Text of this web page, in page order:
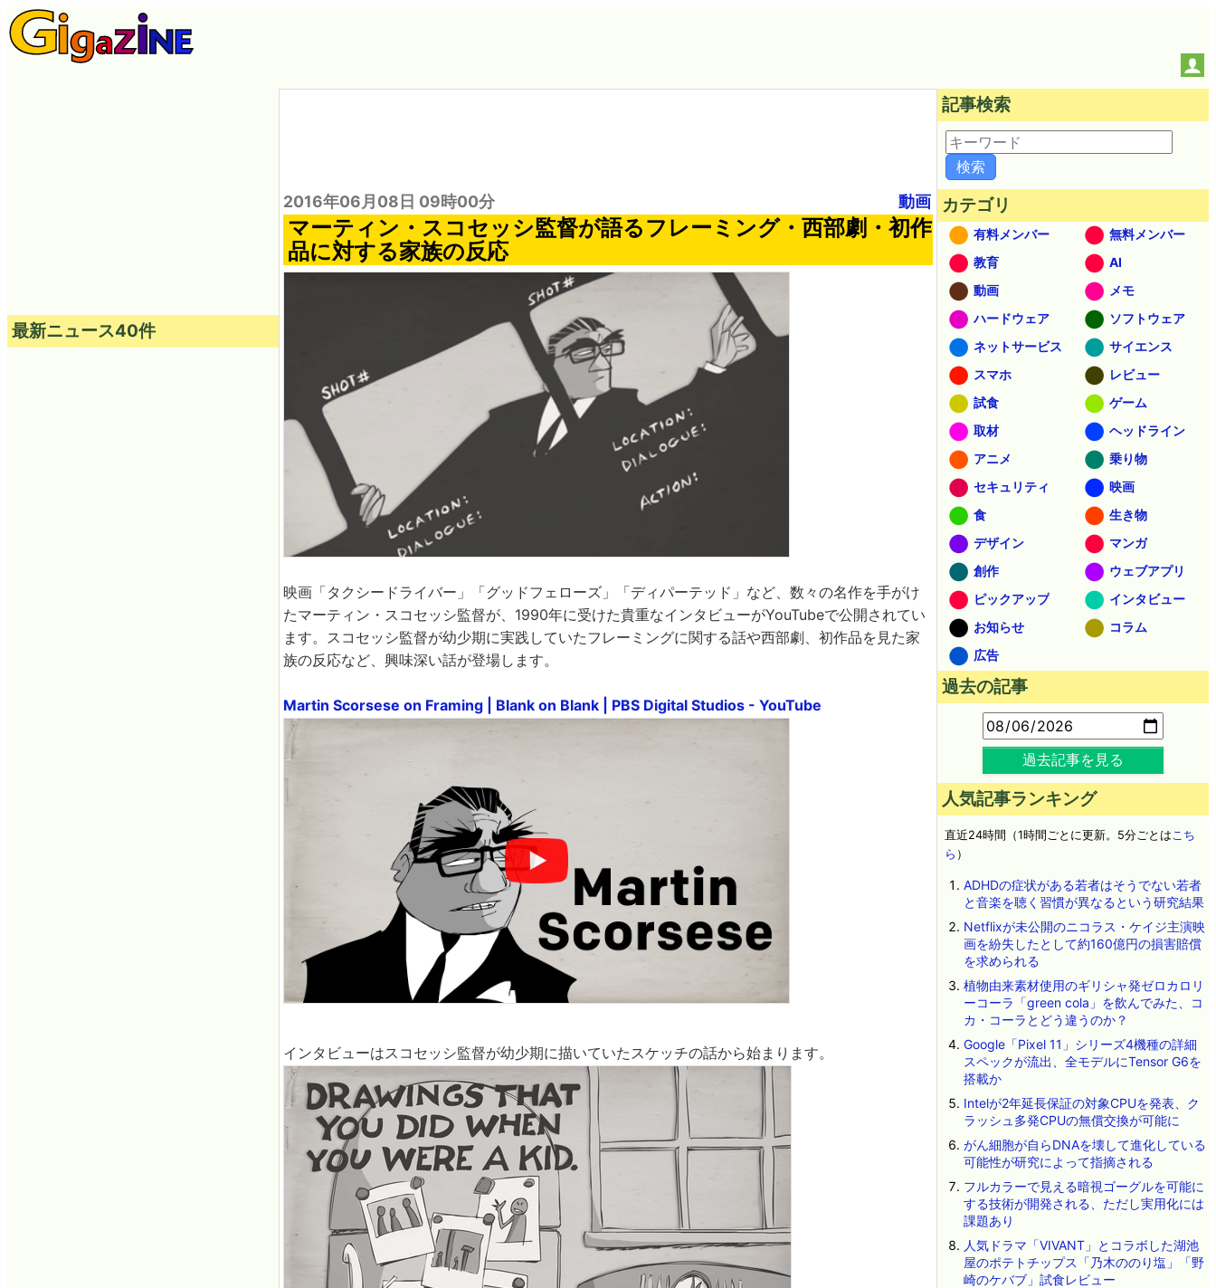
2016年06月08日 09時00分 動画
マーティン・スコセッシ監督が語るフレーミング・西部劇・初作
品に対する家族の反応
映画「タクシードライバー」「グッドフェローズ」「ディパーテッド」など、数々の名作を手がけ
たマーティン・スコセッシ監督が、1990年に受けた貴重なインタビューがYouTubeで公開されてい
ます。スコセッシ監督が幼少期に実践していたフレーミングに関する話や西部劇、初作品を見た家
族の反応など、興味深い話が登場します。
Martin Scorsese on Framing | Blank on Blank | PBS Digital Studios - YouTube
インタビューはスコセッシ監督が幼少期に描いていたスケッチの話から始まります。
最新ニュース40件
記事検索
カテゴリ
有料メンバー
無料メンバー
教育
AI
動画
メモ
ハードウェア
ソフトウェア
ネットサービス
サイエンス
スマホ
レビュー
試食
ゲーム
取材
ヘッドライン
アニメ
乗り物
セキュリティ
映画
食
生き物
デザイン
マンガ
創作
ウェブアプリ
ピックアップ
インタビュー
お知らせ
コラム
広告
過去の記事
過去記事を見る
人気記事ランキング
直近24時間（1時間ごとに更新。5分ごとはこち
ら ）
ADHDの症状がある若者はそうでない若者
と音楽を聴く習慣が異なるという研究結果
Netflixが未公開のニコラス・ケイジ主演映
画を紛失したとして約160億円の損害賠償
を求められる
植物由来素材使用のギリシャ発ゼロカロリ
ーコーラ「green cola」を飲んでみた、コ
カ・コーラとどう違うのか？
Google「Pixel 11」シリーズ4機種の詳細
スペックが流出、全モデルにTensor G6を
搭載か
Intelが2年延長保証の対象CPUを発表、ク
ラッシュ多発CPUの無償交換が可能に
がん細胞が自らDNAを壊して進化している
可能性が研究によって指摘される
フルカラーで見える暗視ゴーグルを可能に
する技術が開発される、ただし実用化には
課題あり
人気ドラマ「VIVANT」とコラボした湖池
屋のポテトチップス「乃木ののり塩」「野
崎のケバブ」試食レビュー